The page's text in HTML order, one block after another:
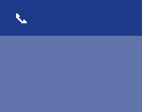
📞